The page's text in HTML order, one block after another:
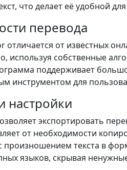
что делает её удобной
перевода
отличается от известных
используя собственные
поддерживает
инструментом для
настройки
экспортировать
от необходимости
произношением текста в
языков, скрывая